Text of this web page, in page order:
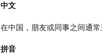
中文
在中国，朋友或同事之间通
拼音